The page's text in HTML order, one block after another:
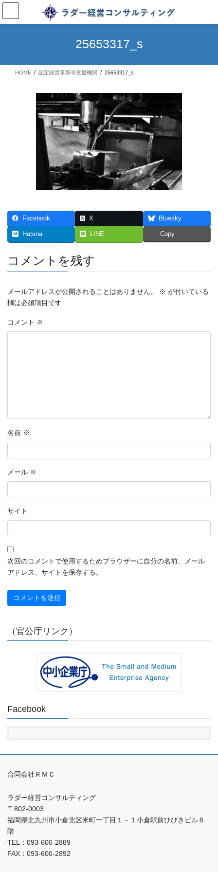
コ
テ
ス
ナ
ゲ
ン
25653317_s
HOME 認定経営革新等支援機関 25653317_s
Facebook X Bluesky
Hatena LINE Copy
コメントを残す
メールアドレスが公開されることはありません。 ※ が付いている
欄は必須項目です
コメント ※
名前 ※
メール ※
サイト
次回のコメントで使用するためブラウザーに自分の名前、メール
アドレス、サイトを保存する。
（官公庁リンク）
Facebook
合同会社ＲＭＣ
ラダー経営コンサルティング
〒802-0003
福岡県北九州市小倉北区米町一丁目１－１小倉駅前ひびきビル６
階
TEL：093-600-2889
FAX：093-600-2892